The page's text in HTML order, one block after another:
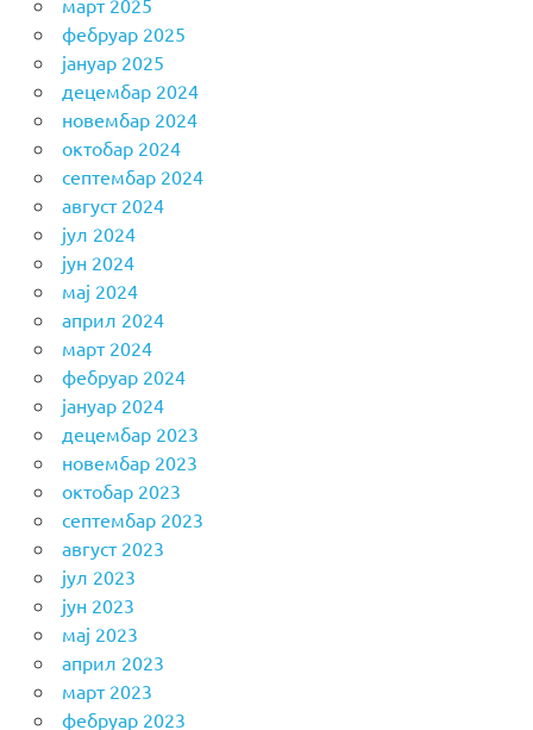
март 2025
фебруар 2025
јануар 2025
децембар 2024
новембар 2024
октобар 2024
септембар 2024
август 2024
јул 2024
јун 2024
мај 2024
април 2024
март 2024
фебруар 2024
јануар 2024
децембар 2023
новембар 2023
октобар 2023
септембар 2023
август 2023
јул 2023
јун 2023
мај 2023
април 2023
март 2023
фебруар 2023